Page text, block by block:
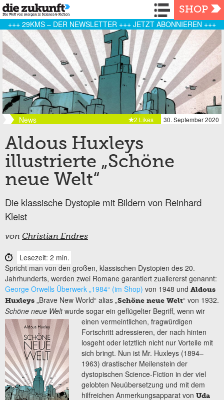
Navigation
SHOP
+++ 29KMS – DER NEWSLETTER +++ JETZT ABONNIEREN +++
News 30. September 2020
2 Likes
Aldous Huxleys
illustrierte „Schöne
neue Welt“
Die klassische Dystopie mit Bildern von Reinhard
Kleist
von Christian Endres
Lesezeit: 2 min.
Spricht man von den großen, klassischen Dystopien des 20.
Jahrhunderts, werden zwei Romane garantiert zuallererst genannt:
George Orwells Überwerk „1984“ (im Shop) von 1948 und Aldous
Huxleys „Brave New World“ alias „Schöne neue Welt“ von 1932.
Schöne neue Weltwurde sogar ein geflügelter Begriff, wenn wir
einen vermeintlichen, fragwürdigen
Fortschritt adressieren, der nach hinten
losgeht oder letztlich nicht nur Vorteile mit
sich bringt. Nun ist Mr. Huxleys (1894–
1963) drastischer Meilenstein der
dystopischen Science-Fiction in der viel
gelobten Neuübersetzung und mit dem
hilfreichen Anmerkungsapparat vonUda